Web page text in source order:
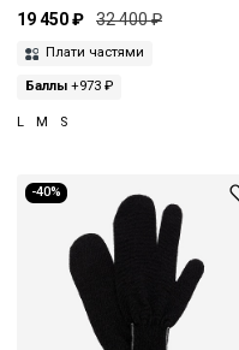
19 450 ₽ 32 400 ₽
Плати частями
Баллы +973 ₽
L M S
-40%